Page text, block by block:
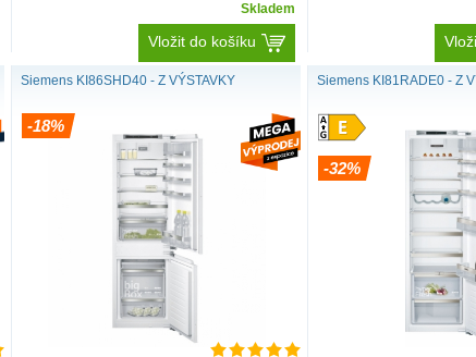
Skladem
Vložit do košíku
Siemens KI86SHD40 - Z VÝSTAVKY
-18%
Siemens KI81RADE0 - Z
-32%